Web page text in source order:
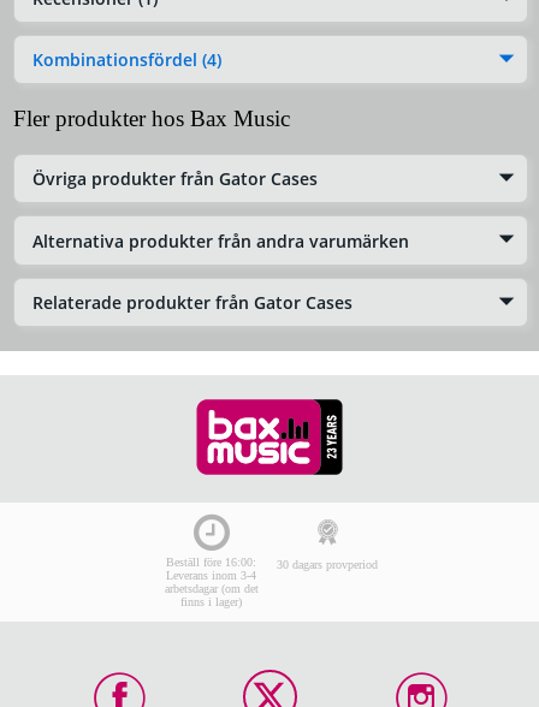
Kombinationsfördel (4)
Fler produkter hos Bax Music
Övriga produkter från Gator Cases
Alternativa produkter från andra varumärken
Relaterade produkter från Gator Cases
Beställ före 16:00:
Leverans inom 3-4
arbetsdagar (om det
finns i lager)
30 dagars provperiod